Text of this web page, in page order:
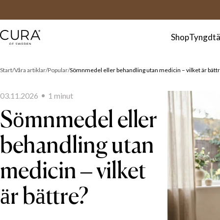
Shop
Start Våra artiklar Popular Sömnmedel eller behandling utan medicin – vilket är
Sömnmedel eller
behandling utan
medicin – vilket
är bättre?
03.11.2026 1 minut